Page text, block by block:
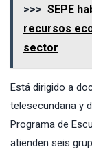
>>> SEPE
recursos
sector
Está dirigido a
telesecundaria y
Programa de
atienden seis